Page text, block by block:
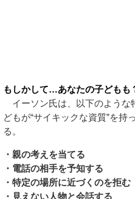
もしかして…あなたの子どもも
イーソン氏は、以下のような
どもが“サイキックな資質”を持
る。
・親の考えを当てる
・電話の相手を予知する
・特定の場所に近づくのを拒む
・見えない人物と会話する